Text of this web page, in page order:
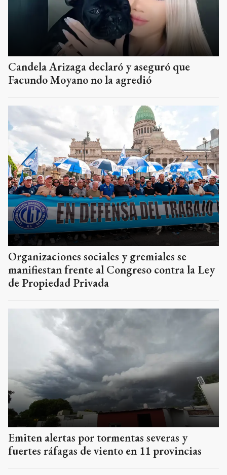
Candela Arizaga declaró y aseguró que
Facundo Moyano no la agredió
Organizaciones sociales y gremiales se
manifiestan frente al Congreso contra la Ley
de Propiedad Privada
Emiten alertas por tormentas severas y
fuertes ráfagas de viento en 11 provincias